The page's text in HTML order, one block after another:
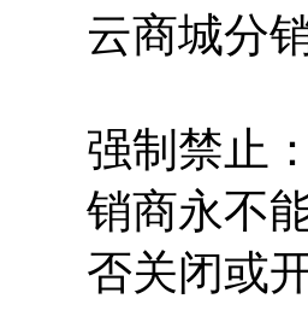
云商城分
强制禁止
销商永不
否关闭或